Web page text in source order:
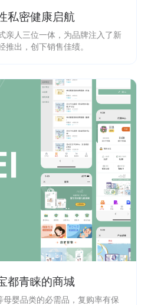
私密健康启航
亲人三位一体，为品牌注入了新
推出，创下销售佳绩。
都青睐的商城
婴品类的必需品，复购率有保